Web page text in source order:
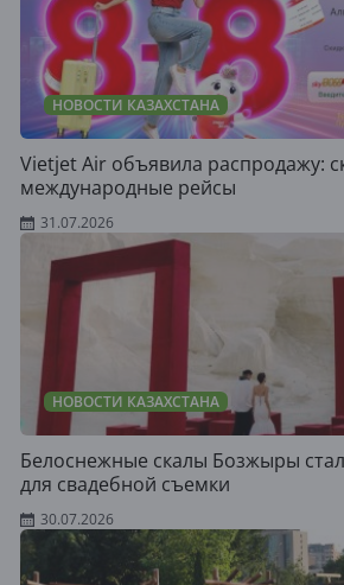
НОВОСТИ КАЗАХСТАНА
Vietjet Air объявила распродажу:
международные рейсы
31.07.2026
НОВОСТИ КАЗАХСТАНА
Белоснежные скалы Бозжыры
для свадебной съемки
30.07.2026